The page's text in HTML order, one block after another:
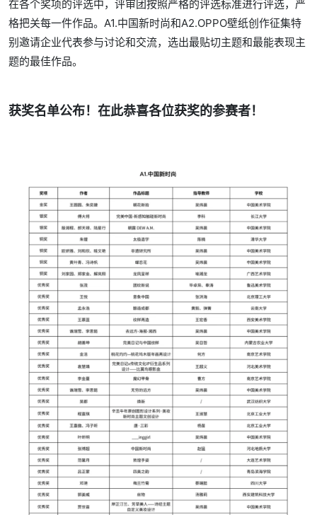
在各个奖项的评选中，评审团按照严格的评选标准进行评选，严
格把关每一件作品。A1.中国新时尚和A2.OPPO壁纸创作征集特
别邀请企业代表参与讨论和交流，选出最贴切主题和最能表现主
题的最佳作品。
获奖名单公布！在此恭喜各位获奖的参赛者！